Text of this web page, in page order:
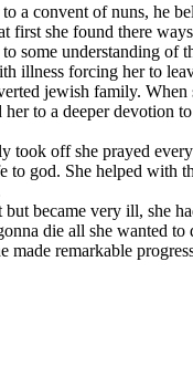
a convent of nuns, he
first she found there
some understanding of
illness forcing her to
jewish family. When
to a deeper devotion
took off she prayed
to god. She helped with
became very ill, she
die all she wanted to
made remarkable